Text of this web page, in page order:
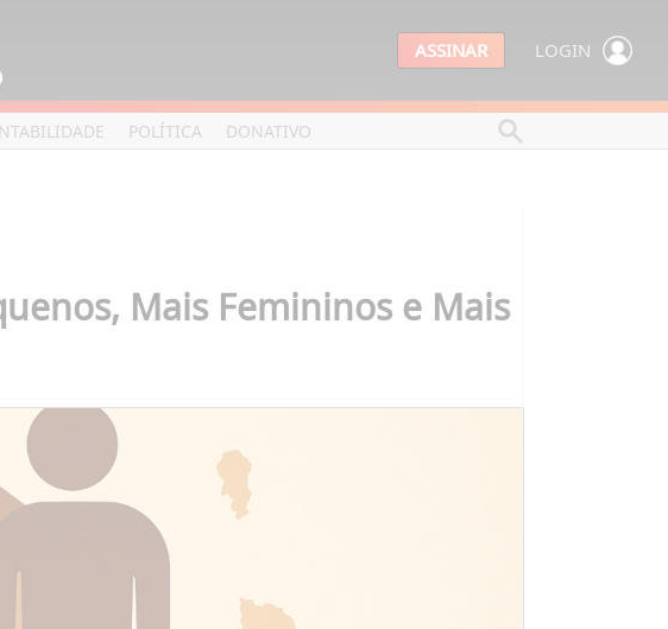
ASSINAR LOGIN
POLÍTICA DONATIVO
Mais Femininos e Mais